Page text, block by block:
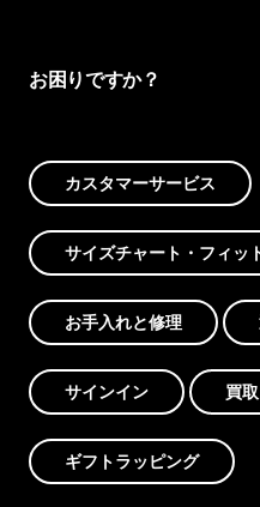
お困りですか？
カスタマーサービス
サイズチャート・フィッ
お手入れと修理
サインイン 買取
ギフトラッピング